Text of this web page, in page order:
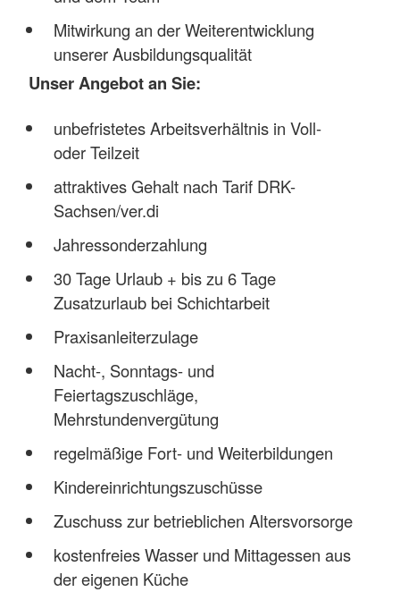
Mitwirkung an der Weiterentwicklung
unserer Ausbildungsqualität
Unser Angebot an Sie:
unbefristetes Arbeitsverhältnis in Voll-
oder Teilzeit
attraktives Gehalt nach Tarif DRK-
Sachsen/ver.di
Jahressonderzahlung
30 Tage Urlaub + bis zu 6 Tage
Zusatzurlaub bei Schichtarbeit
Praxisanleiterzulage
Nacht-, Sonntags- und
Feiertagszuschläge,
Mehrstundenvergütung
regelmäßige Fort- und Weiterbildungen
Kindereinrichtungszuschüsse
Zuschuss zur betrieblichen Altersvorsorge
kostenfreies Wasser und Mittagessen aus
der eigenen Küche